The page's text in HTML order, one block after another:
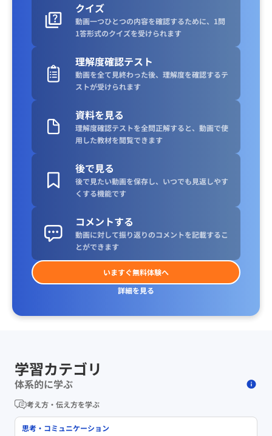
クイズ
動画一つひとつの内容を確認するために、1問
1答形式のクイズを受けられます
理解度確認テスト
動画を全て見終わった後、理解度を確認するテ
ストが受けられます
資料を見る
理解度確認テストを全問正解すると、動画で使
用した教材を閲覧できます
後で見る
後で見たい動画を保存し、いつでも見返しやす
くする機能です
コメントする
動画に対して振り返りのコメントを記載するこ
とができます
いますぐ無料体験へ
詳細を見る
学習カテゴリ
体系的に学ぶ
考え方・伝え方を学ぶ
思考・コミュニケーション